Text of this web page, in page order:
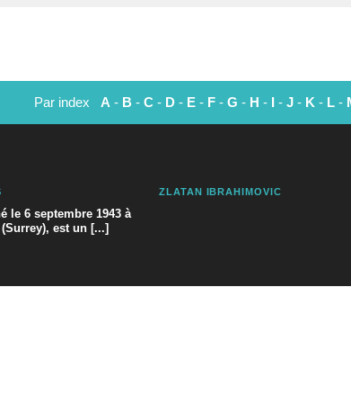
Par index A - B - C - D - E - F - G - H - I - J - K - L -
le 6 septembre 1943 à
est un [...]
ZLATAN IBRAHIMOVIC